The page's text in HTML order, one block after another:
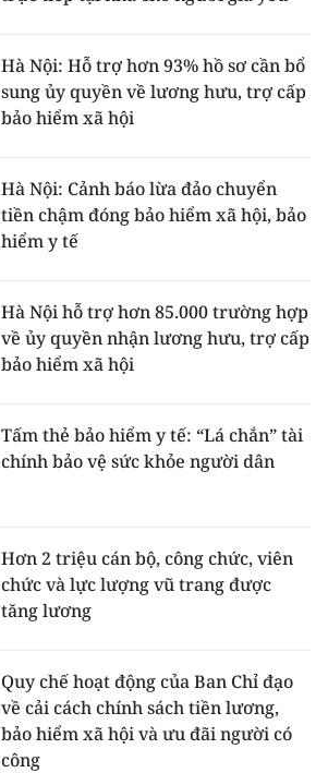
Hà Nội: Hỗ trợ hơn 93% hồ sơ cần bổ
sung ủy quyền về lương hưu, trợ cấp
bảo hiểm xã hội
Hà Nội: Cảnh báo lừa đảo chuyển
tiền chậm đóng bảo hiểm xã hội, bảo
hiểm y tế
Hà Nội hỗ trợ hơn 85.000 trường hợp
về ủy quyền nhận lương hưu, trợ cấp
bảo hiểm xã hội
Tấm thẻ bảo hiểm y tế: “Lá chắn” tài
chính bảo vệ sức khỏe người dân
Hơn 2 triệu cán bộ, công chức, viên
chức và lực lượng vũ trang được
tăng lương
Quy chế hoạt động của Ban Chỉ đạo
về cải cách chính sách tiền lương,
bảo hiểm xã hội và ưu đãi người có
công